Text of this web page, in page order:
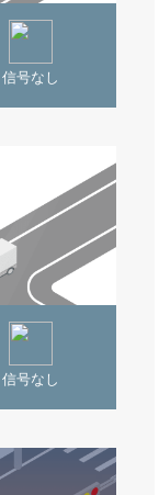
信号なし
信号なし